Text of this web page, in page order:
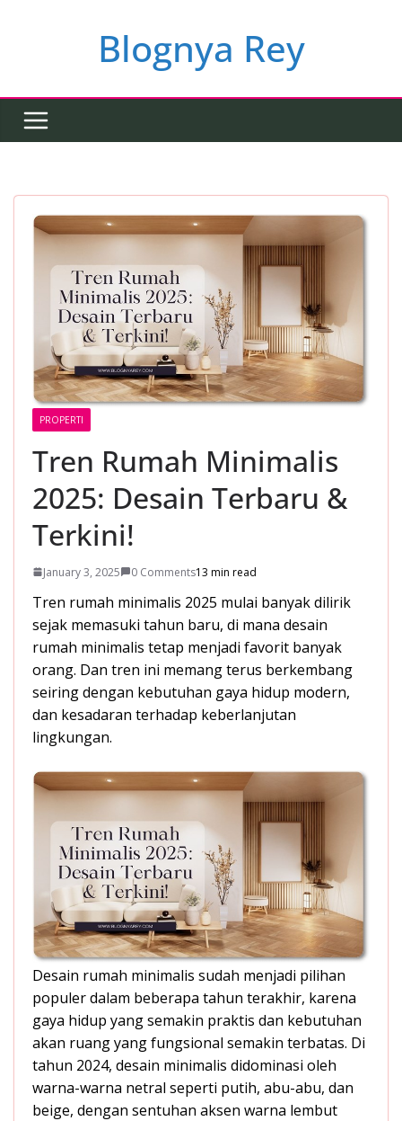
Blognya Rey
PROPERTI
Tren Rumah Minimalis
2025: Desain Terbaru &
Terkini!
January 3, 2025 0 Comments13 min read
Tren rumah minimalis 2025 mulai banyak dilirik
sejak memasuki tahun baru, di mana desain
rumah minimalis tetap menjadi favorit banyak
orang. Dan tren ini memang terus berkembang
seiring dengan kebutuhan gaya hidup modern,
dan kesadaran terhadap keberlanjutan
lingkungan.
Desain rumah minimalis sudah menjadi pilihan
populer dalam beberapa tahun terakhir, karena
gaya hidup yang semakin praktis dan kebutuhan
akan ruang yang fungsional semakin terbatas. Di
tahun 2024, desain minimalis didominasi oleh
warna-warna netral seperti putih, abu-abu, dan
beige, dengan sentuhan aksen warna lembut